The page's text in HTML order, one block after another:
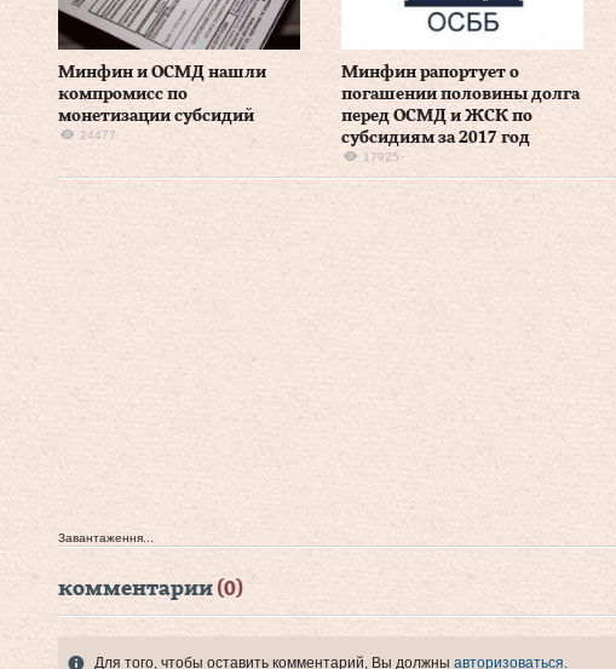
Минфин и ОСМД нашли
компромисс по
монетизации субсидий
24477
Минфин рапортует о
погашении половины долга
перед ОСМД и ЖСК по
субсидиям за 2017 год
17925
Завантаження...
комментарии (0)
Для того, чтобы оставить комментарий, Вы должны авторизоваться